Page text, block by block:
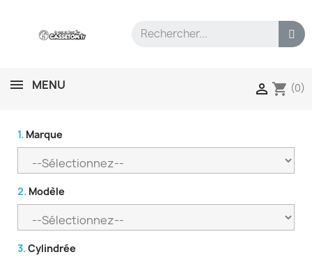
MENU  shopping_cart (0)
1. Marque
2. Modèle
3. Cylindrée